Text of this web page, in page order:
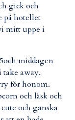
gick och
på hotellet
mitt uppe i
och middagen
take away.
för honom.
och läsk och
och ganska